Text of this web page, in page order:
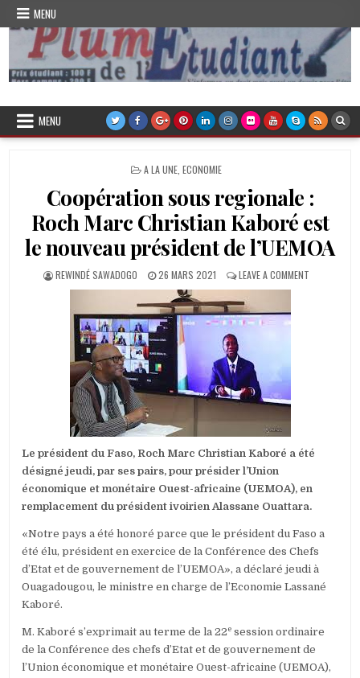
Skip
content
MENU
Plume de l'Etudiant
MENU
POSTED
A LA UNE, ECONOMIE
Coopération sous regionale :
Roch Marc Christian Kaboré est
le nouveau président de l’UEMOA
AUTHOR:
REWINDÉ SAWADOGO
PUBLISHED
DATE:
26 MARS 2021 LEAVE A COMMENTON
DE
Le président du Faso, Roch Marc Christian Kaboré a été
désigné jeudi, par ses pairs, pour présider l’Union
économique et monétaire Ouest-africaine (UEMOA), en
remplacement du président ivoirien Alassane Ouattara.
«Notre pays a été honoré parce que le président du Faso a
été élu, président en exercice de la Conférence des Chefs
d’Etat et de gouvernement de l’UEMOA», a déclaré jeudi à
Ouagadougou, le ministre en charge de l’Economie Lassané
Kaboré.
M. Kaboré s’exprimait au terme de la 22e session ordinaire
de la Conférence des chefs d’Etat et de gouvernement de
l’Union économique et monétaire Ouest-africaine (UEMOA),